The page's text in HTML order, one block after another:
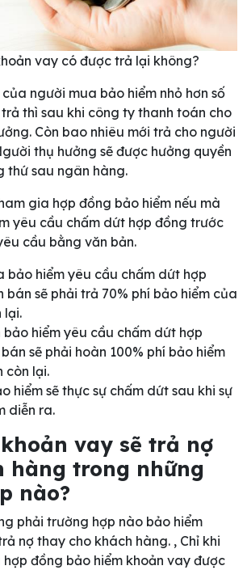
vay có được trả lại không?
người mua bảo hiểm nhỏ hơn số
thì sau khi công ty thanh toán cho
Còn bao nhiêu mới trả cho người
thụ hưởng sẽ được hưởng quyền
thứ sau ngân hàng.
gia hợp đồng bảo hiểm nếu mà
yêu cầu chấm dứt hợp đồng trước
cầu bằng văn bản.
bảo hiểm yêu cầu chấm dứt hợp
bán sẽ phải trả 70% phí bảo hiểm của
lại.
bảo hiểm yêu cầu chấm dứt hợp
sẽ phải hoàn 100% phí bảo hiểm
còn lại.
hiểm sẽ thực sự chấm dứt sau khi sự
diễn ra.
vay sẽ trả nợ
hàng trong những
nào?
phải trường hợp nào bảo hiểm
nợ thay cho khách hàng. , Chỉ khi
đồng bảo hiểm khoản vay được